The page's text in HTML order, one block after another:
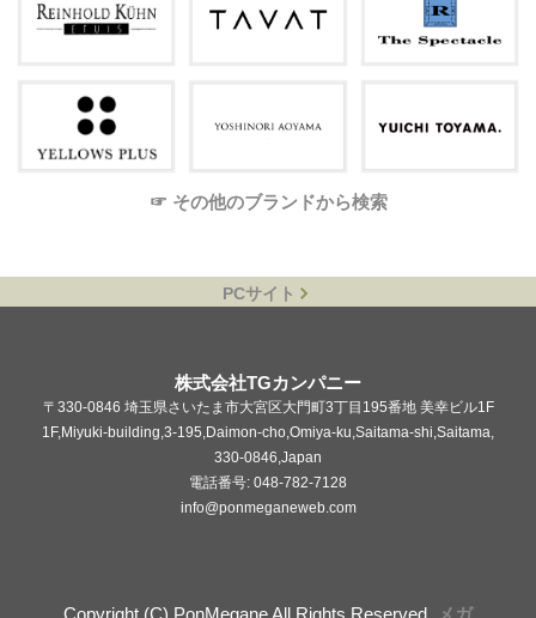
☞ その他のブランドから検索
PCサイト
株式会社TGカンパニー
〒330-0846 埼玉県さいたま市大宮区大門町3丁目195番地 美幸ビル1F
1F,Miyuki-building,3-195,Daimon-cho,Omiya-ku,Saitama-shi,Saitama,
330-0846,Japan
電話番号: 048-782-7128
info@ponmeganeweb.com